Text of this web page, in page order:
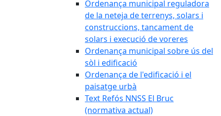
Ordenança municipal reguladora
de la neteja de terrenys, solars i
construccions, tancament de
solars i execució de voreres
Ordenança municipal sobre ús del
sòl i edificació
Ordenança de l'edificació i el
paisatge urbà
Text Refós NNSS El Bruc
(normativa actual)